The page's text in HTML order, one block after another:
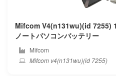
Mifcom V4(n131wu)(id 7255)
ノートパソコンバッテリー
Mifcom
Mifcom v4(n131wu)(id 7255)